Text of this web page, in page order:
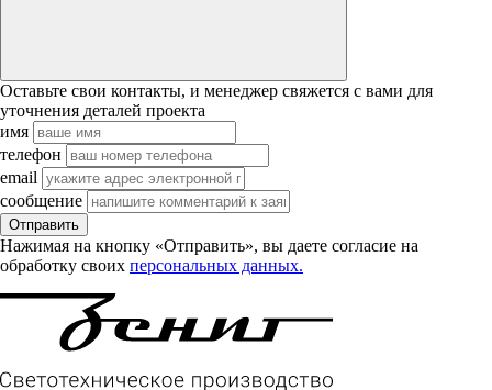
Оставьте свои контакты, и менеджер свяжется с вами для
уточнения деталей проекта
имя
телефон
email
сообщение
Отправить
Нажимая на кнопку «Отправить», вы даете согласие на
обработку своих персональных данных.